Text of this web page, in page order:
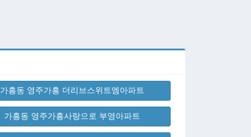
가흥동 영주가흥 더리브스위트엠아파트
가흥동 영주가흥사랑으로 부영아파트